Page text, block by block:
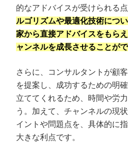
的なアドバイスが受けられる点
ルゴリズムや最適化技術につ
家から直接アドバイスをもら
ャンネルを成長させることがで
さらに、コンサルタントが顧
を提案し、成功するための明
立ててくれるため、時間や労
う。加えて、チャンネルの現
イントや問題点を、具体的に
大きな利点です。